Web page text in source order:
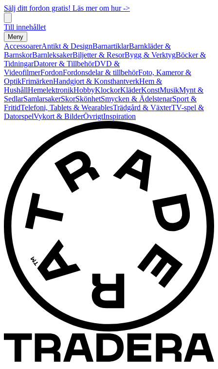
Sälj ditt fordon gratis! Läs mer om hur ->
Till innehållet
Meny
AccessoarerAntikt & DesignBarnartiklarBarnkläder &
BarnskorBarnleksakerBiljetter & ResorBygg & VerktygBöcker &
TidningarDatorer & TillbehörDVD &
VideofilmerFordonFordonsdelar & tillbehörFoto, Kameror &
OptikFrimärkenHandgjort & KonsthantverkHem &
HushållHemelektronikHobbyKlockorKläderKonstMusikMynt &
SedlarSamlarsakerSkorSkönhetSmycken & ÄdelstenarSport &
FritidTelefoni, Tablets & WearablesTrädgård & VäxterTV-spel &
DatorspelVykort & BilderÖvrigtInspiration